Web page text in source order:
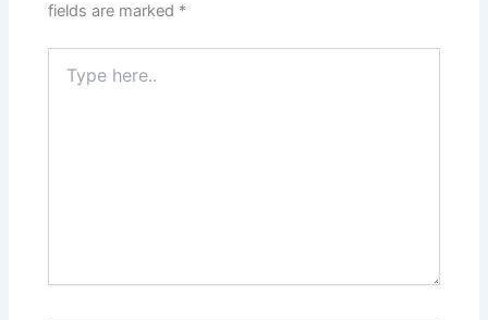
fields are marked *
here..